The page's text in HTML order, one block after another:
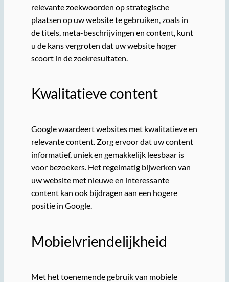
relevante zoekwoorden op strategische
plaatsen op uw website te gebruiken, zoals in
de titels, meta-beschrijvingen en content, kunt
u de kans vergroten dat uw website hoger
scoort in de zoekresultaten.
Kwalitatieve content
Google waardeert websites met kwalitatieve en
relevante content. Zorg ervoor dat uw content
informatief, uniek en gemakkelijk leesbaar is
voor bezoekers. Het regelmatig bijwerken van
uw website met nieuwe en interessante
content kan ook bijdragen aan een hogere
positie in Google.
Mobielvriendelijkheid
Met het toenemende gebruik van mobiele